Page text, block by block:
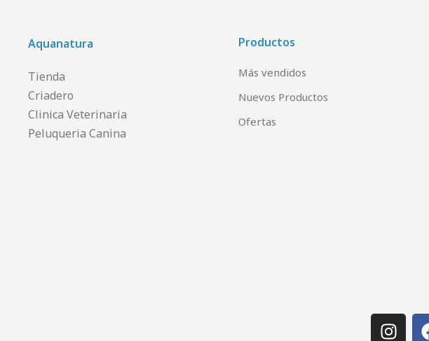
Aquanatura
Tienda
Criadero
Clinica Veterinaria
Peluqueria Canina
Productos
Más vendidos
Nuevos Productos
Ofertas